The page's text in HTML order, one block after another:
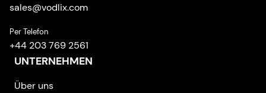
sales@vodlix.com
Per Telefon
+44 203 769 2561
UNTERNEHMEN
Über uns